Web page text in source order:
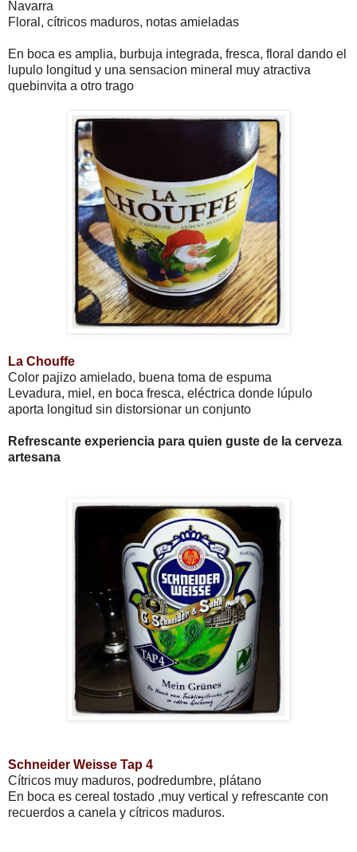
Navarra
Floral, cítricos maduros, notas amieladas
En boca es amplia, burbuja integrada, fresca, floral dando el
lupulo longitud y una sensacion mineral muy atractiva
quebinvita a otro trago
La Chouffe
Color pajizo amielado, buena toma de espuma
Levadura, miel, en boca fresca, eléctrica donde lúpulo
aporta longitud sin distorsionar un conjunto
Refrescante experiencia para quien guste de la cerveza
artesana
Schneider Weisse Tap 4
Cítricos muy maduros, podredumbre, plátano
En boca es cereal tostado ,muy vertical y refrescante con
recuerdos a canela y cítricos maduros.